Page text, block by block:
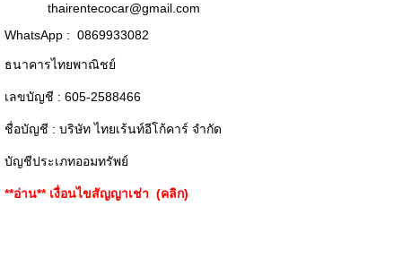
thairentecocar@gmail.com
WhatsApp : 0869933082
ธนาคารไทยพาณิชย์
เลขบัญชี : 605-2588466
ชื่อบัญชี : บริษัท ไทยเร้นท์อีโก้คาร์ จำกัด
บัญชีประเภทออมทรัพย์
**อ่าน** เงื่อนไขสัญญาเช่า (คลิก)